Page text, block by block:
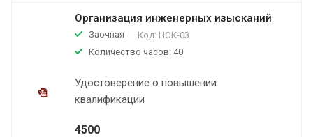
Организация инженерных изысканий
Заочная Код: НОК-03
Количество часов: 40
Удостоверение о повышении
квалификации
4500